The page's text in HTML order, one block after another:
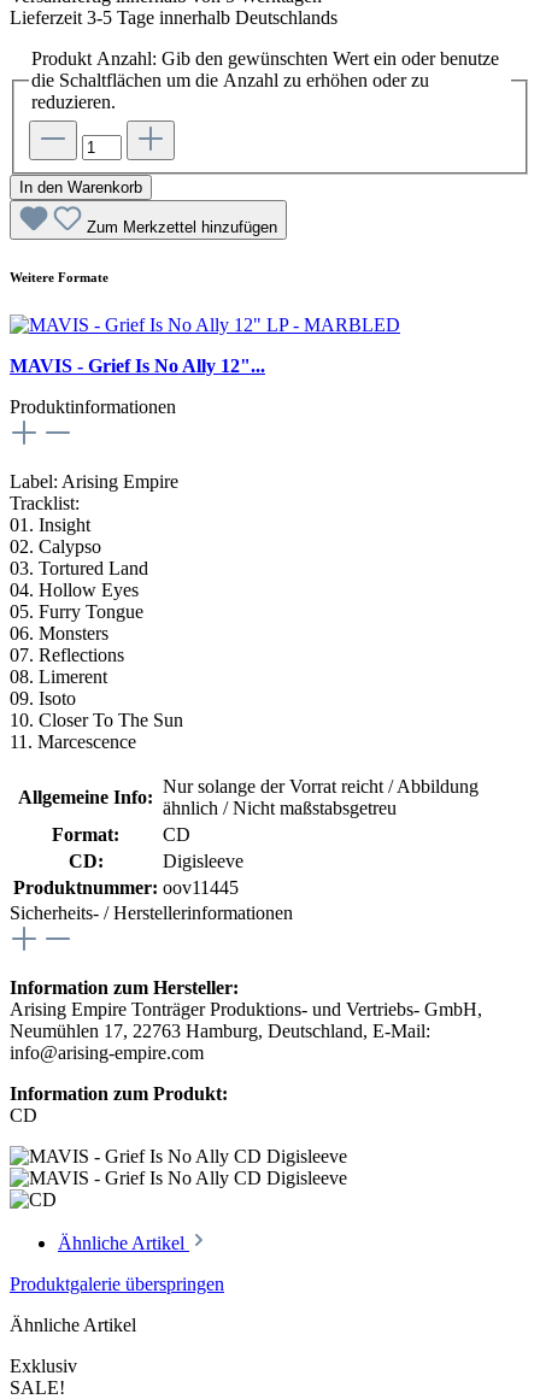
Lieferzeit 3-5 Tage innerhalb Deutschlands
Produkt Anzahl: Gib den gewünschten Wert ein oder benutze
die Schaltflächen um die Anzahl zu erhöhen oder zu
reduzieren.
In den Warenkorb
Zum Merkzettel hinzufügen
Weitere Formate
MAVIS - Grief Is No Ally 12"...
Produktinformationen
Label: Arising Empire
Tracklist:
01. Insight
02. Calypso
03. Tortured Land
04. Hollow Eyes
05. Furry Tongue
06. Monsters
07. Reflections
08. Limerent
09. Isoto
10. Closer To The Sun
11. Marcescence
Allgemeine Info:
Nur solange der Vorrat reicht / Abbildung
ähnlich / Nicht maßstabsgetreu
Format:
CD
CD:
Digisleeve
Produktnummer: oov11445
Sicherheits- / Herstellerinformationen
Information zum Hersteller:
Arising Empire Tonträger Produktions- und Vertriebs- GmbH,
Neumühlen 17, 22763 Hamburg, Deutschland, E-Mail:
info@arising-empire.com
Information zum Produkt:
CD
Ähnliche Artikel
Produktgalerie überspringen
Ähnliche Artikel
Exklusiv
SALE!